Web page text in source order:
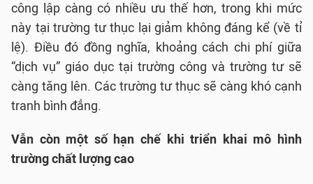
công lập càng có nhiều ưu thế hơn, trong khi mức
này tại trường tư thục lại giảm không đáng kể (về tỉ
lệ). Điều đó đồng nghĩa, khoảng cách chi phí giữa
“dịch vụ” giáo dục tại trường công và trường tư sẽ
càng tăng lên. Các trường tư thục sẽ càng khó cạnh
tranh bình đẳng.
Vẫn còn một số hạn chế khi triển khai mô hình
trường chất lượng cao